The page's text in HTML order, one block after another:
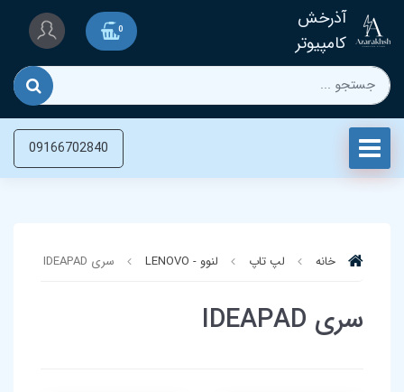
آذرخش
کامپیوتر
0
09166702840
خانه لپ تاپ‌ لنوو - LENOVO سری IDEAPAD
سری IDEAPAD